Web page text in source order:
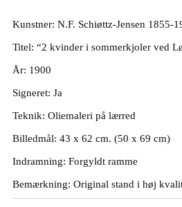
Kunstner: N.F. Schiøttz-Jensen 1855-
Titel: “2 kvinder i sommerkjoler ved
År: 1900
Signeret: Ja
Teknik: Oliemaleri på lærred
Billedmål: 43 x 62 cm. (50 x 69 cm)
Indramning: Forgyldt ramme
Bemærkning: Original stand i høj